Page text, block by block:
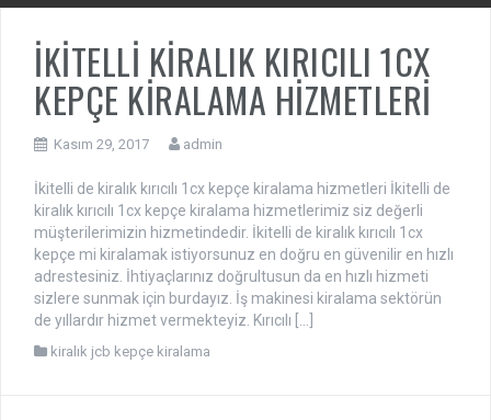
İKİTELLİ KİRALIK KIRICILI 1CX
KEPÇE KİRALAMA HİZMETLERİ
Kasım 29, 2017 admin
İkitelli de kiralık kırıcılı 1cx kepçe kiralama hizmetleri İkitelli de
kiralık kırıcılı 1cx kepçe kiralama hizmetlerimiz siz değerli
müşterilerimizin hizmetindedir. İkitelli de kiralık kırıcılı 1cx
kepçe mi kiralamak istiyorsunuz en doğru en güvenilir en hızlı
adrestesiniz. İhtiyaçlarınız doğrultusun da en hızlı hizmeti
sizlere sunmak için burdayız. İş makinesi kiralama sektörün
de yıllardır hizmet vermekteyiz. Kırıcılı […]
kiralık jcb kepçe kiralama